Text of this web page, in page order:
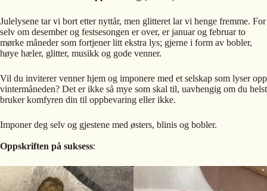
Julelysene tar vi bort etter nyttår, men glitteret lar vi henge fremme. For
selv om desember og festsesongen er over, er januar og februar to
mørke måneder som fortjener litt ekstra lys; gjerne i form av bobler,
høye hæler, glitter, musikk og gode venner.
Vil du inviterer venner hjem og imponere med et selskap som lyser opp
vintermåneden? Det er ikke så mye som skal til, uavhengig om du helst
bruker komfyren din til oppbevaring eller ikke.
Imponer deg selv og gjestene med østers, blinis og bobler.
Oppskriften på suksess: